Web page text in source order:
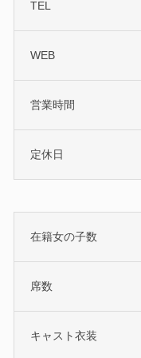
TEL
WEB
営業時間
定休日
在籍女の子数
席数
キャスト衣装